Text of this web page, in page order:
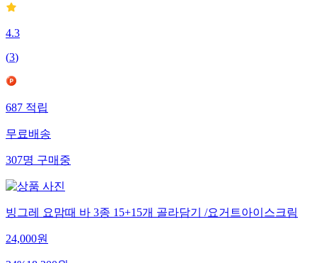
4.3
(3)
687적립
무료배송
307명구매중
빙그레 요맘때 바 3종 15+15개 골라담기 /요거트아이스크림
24,000원